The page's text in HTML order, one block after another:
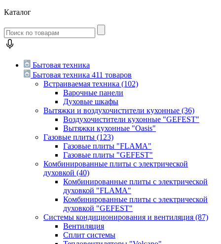
Каталог
Бытовая техника
Бытовая техника 411 товаров
Встраиваемая техника (102)
Варочные панели
Духовые шкафы
Вытяжки и воздухочистители кухонные (36)
Воздухочистители кухонные "GEFEST"
Вытяжки кухонные "Oasis"
Газовые плиты (123)
Газовые плиты "FLAMA"
Газовые плиты "GEFEST"
Комбинированные плиты с электрической
духовкой (40)
Комбинированные плиты с электрической
духовкой "FLAMA"
Комбинированные плиты с электрической
духовкой "GEFEST"
Системы кондиционирования и вентиляция (87)
Вентиляция
Сплит системы